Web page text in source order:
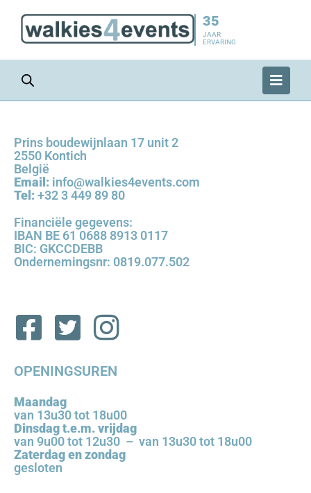
35
JAAR
ERVARING
Prins boudewijnlaan 17 unit 2
2550 Kontich
België
Email: info@walkies4events.com
Tel:+32 3 449 89 80
Financiële gegevens:
IBAN BE 61 0688 8913 0117
BIC: GKCCDEBB
Ondernemingsnr: 0819.077.502
OPENINGSUREN
Maandag
van 13u30 tot 18u00
Dinsdag t.e.m. vrijdag
van 9u00 tot 12u30 – van 13u30 tot 18u00
Zaterdag en zondag
gesloten